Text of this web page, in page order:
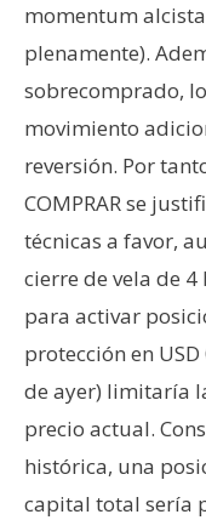
momentum
plenamente).
sobrecomprado,
movimiento
reversión. Por
COMPRAR se
técnicas a favor,
cierre de vela de 4
para activar
protección en
de ayer) limitaría
precio actual.
histórica, una
capital total sería